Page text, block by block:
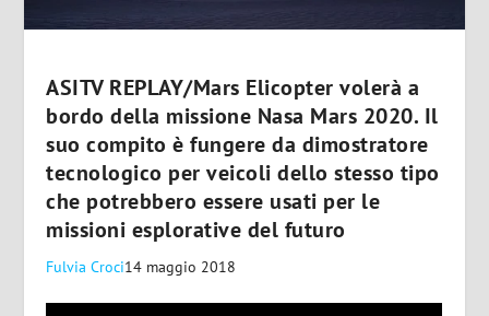
ASITV REPLAY/Mars Elicopter volerà a
bordo della missione Nasa Mars 2020. Il
suo compito è fungere da dimostratore
tecnologico per veicoli dello stesso tipo
che potrebbero essere usati per le
missioni esplorative del futuro
Fulvia Croci14 maggio 2018